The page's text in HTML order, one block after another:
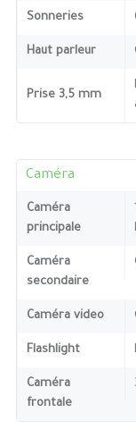
Sonneries
Haut parleur
Prise 3,5 mm
Caméra
Caméra
principale
Caméra
secondaire
Caméra video
Flashlight
Caméra
frontale